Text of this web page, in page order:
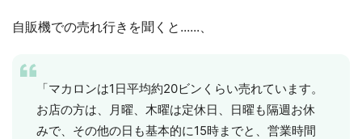
自販機での売れ行きを聞くと......、
「マカロンは1日平均約20ビンくらい売れています。
お店の方は、月曜、木曜は定休日、日曜も隔週お休
みで、その他の日も基本的に15時までと、営業時間